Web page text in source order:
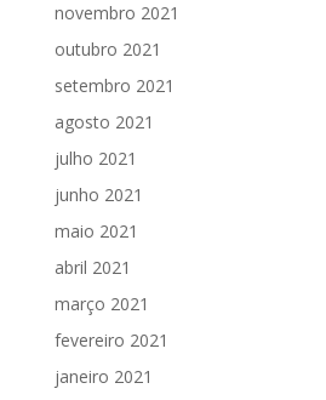
novembro 2021
outubro 2021
setembro 2021
agosto 2021
julho 2021
junho 2021
maio 2021
abril 2021
março 2021
fevereiro 2021
janeiro 2021